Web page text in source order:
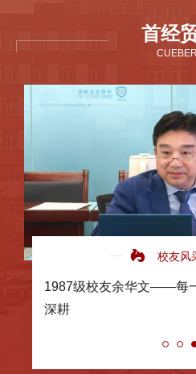
首经
校友风
1987级校友余华文——每
深耕